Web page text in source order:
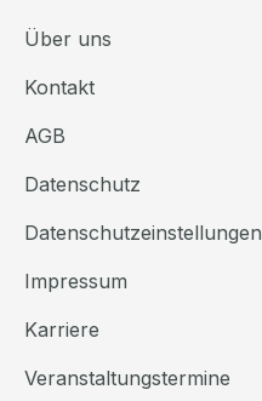
Über uns
Kontakt
AGB
Datenschutz
Datenschutzeinstellungen
Impressum
Karriere
Veranstaltungstermine